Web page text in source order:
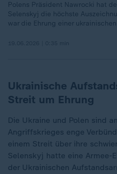
Polens Präsident Nawrocki hat
Selenskyj die höchste
war die Ehrung einer
Ukrainische
Streit um Ehrung
Die Ukraine und Polen sind
Angriffskrieges enge
einem Streit über ihre
Selenskyj hatte eine Armee-
der Ukrainischen